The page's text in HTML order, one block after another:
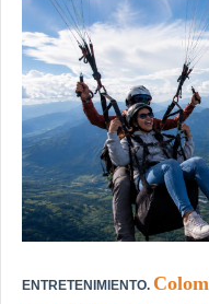
ENTRETENIMIENTO.